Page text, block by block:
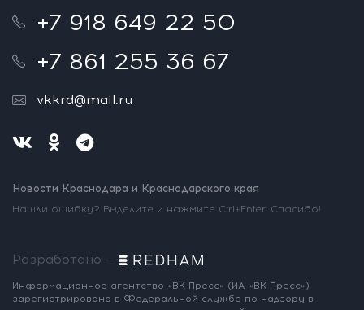
+7 918 649 22 50
+7 861 255 36 67
vkkrd@mail.ru
Новости Краснодара и Краснодарского края
Нашли ошибку? Выделите и нажмите Ctrl+Enter. Спасибо!
Разработано —
Информационное агентство «ВК Пресс» (ИА «ВК Пресс»)
зарегистрировано в Федеральной службе по надзору в